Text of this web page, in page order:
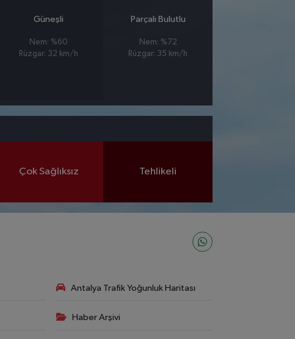
Güneşli
Nem: %60
Rüzgar: 32 km/h
Parçalı Bulutlu
Nem: %72
Rüzgar: 35 km/h
Çok Sağlıksız Tehlikeli
Antalya Trafik Yoğunluk Haritası
Haber Arşivi